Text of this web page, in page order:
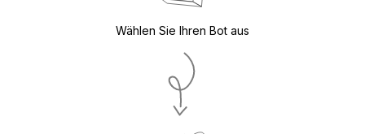
Wählen Sie Ihren Bot aus